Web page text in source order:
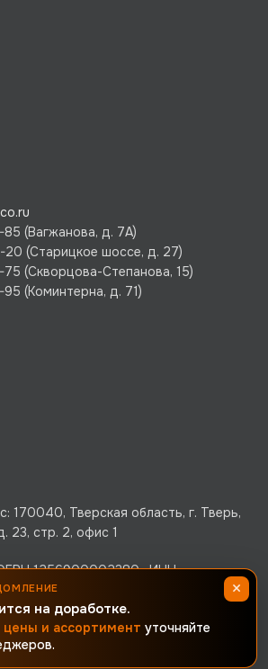
(Вагжанова, д. 7А)
(Старицкое шоссе, д. 27)
(Скворцова-Степанова, 15)
(Коминтерна, д. 71)
170040, Тверская область, г. Тверь,
23, стр. 2, офис 1
1256900002380 · ИНН
персональных данных
на доработке.
и ассортимент уточняйте
×